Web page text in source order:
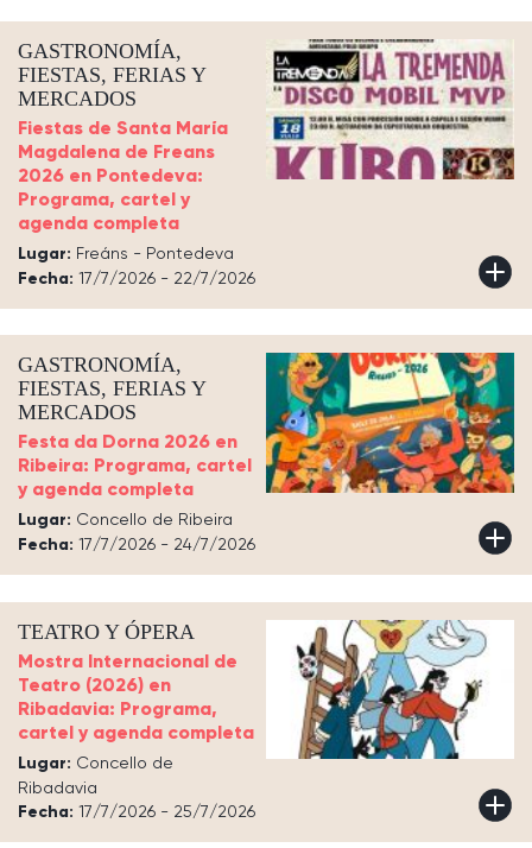
GASTRONOMÍA,
FIESTAS, FERIAS Y
MERCADOS
Fiestas de Santa María
Magdalena de Freans
2026 en Pontedeva:
Programa, cartel y
agenda completa
Lugar: Freáns - Pontedeva
Fecha: 17/7/2026 - 22/7/2026
GASTRONOMÍA,
FIESTAS, FERIAS Y
MERCADOS
Festa da Dorna 2026 en
Ribeira: Programa, cartel
y agenda completa
Lugar: Concello de Ribeira
Fecha: 17/7/2026 - 24/7/2026
TEATRO Y ÓPERA
Mostra Internacional de
Teatro (2026) en
Ribadavia: Programa,
cartel y agenda completa
Lugar: Concello de
Ribadavia
Fecha: 17/7/2026 - 25/7/2026